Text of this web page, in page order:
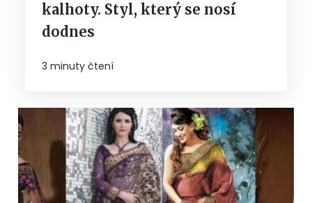
kalhoty. Styl, který se nosí
dodnes
3 minuty čtení